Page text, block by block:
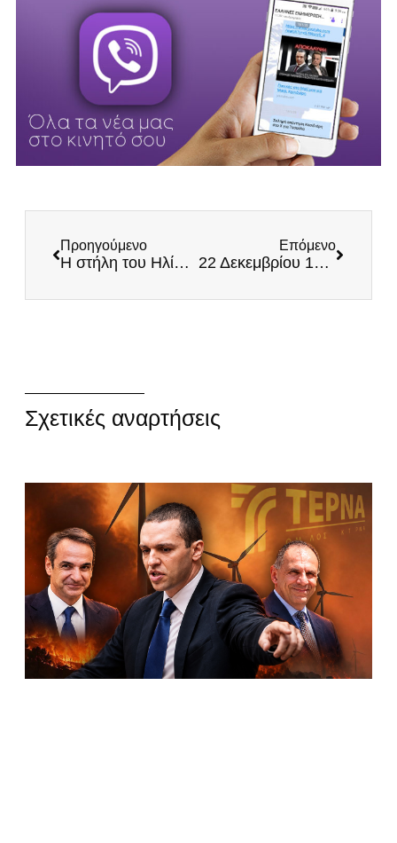
Προηγούμενο
Η στήλη του Ηλία Κασιδιάρη στα περίπτερα όλης της Ελλάδας ΕΚΤΑΚΤΩΣ την Παρασκευή!
Επόμενο
22 Δεκεμβρίου 1940: O Ελληνικός Στρατός απελευθερώνει τη Χειμάρρα!
Σχετικές αναρτήσεις